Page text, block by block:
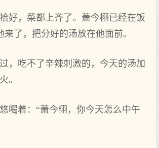
好，菜都上齐了。萧今栩已经在饭
来了，把分好的‌汤放在他‌面前。
，吃不了辛辣刺激的‌，今天‌的‌汤加
。
喝着：“萧今栩，你今天‌怎么中‌午